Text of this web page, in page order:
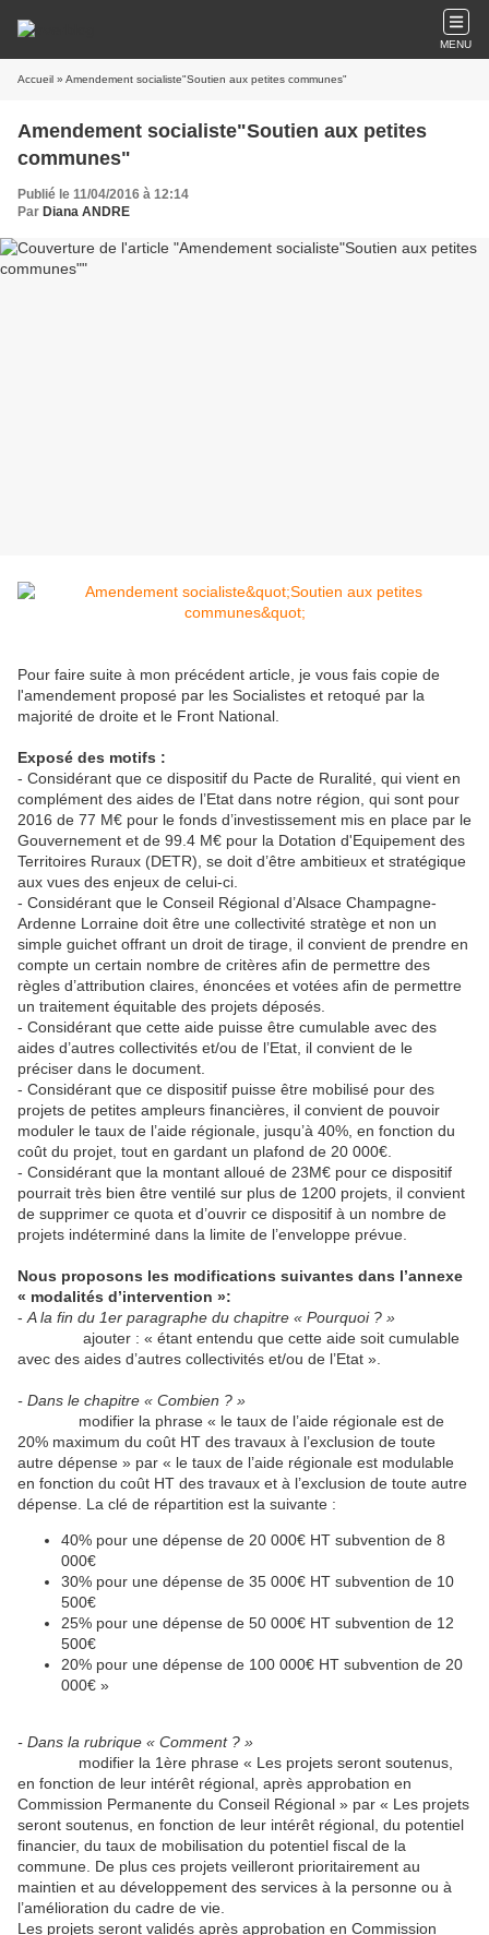
MENU
Accueil » Amendement socialiste"Soutien aux petites communes"
Amendement socialiste"Soutien aux petites
communes"
Publié le 11/04/2016 à 12:14
Par Diana ANDRE
Pour faire suite à mon précédent article, je vous fais copie de
l'amendement proposé par les Socialistes et retoqué par la
majorité de droite et le Front National.
Exposé des motifs :
- Considérant que ce dispositif du Pacte de Ruralité, qui vient en
complément des aides de l’Etat dans notre région, qui sont pour
2016 de 77 M€ pour le fonds d’investissement mis en place par le
Gouvernement et de 99.4 M€ pour la Dotation d'Equipement des
Territoires Ruraux (DETR), se doit d’être ambitieux et stratégique
aux vues des enjeux de celui-ci.
- Considérant que le Conseil Régional d’Alsace Champagne-
Ardenne Lorraine doit être une collectivité stratège et non un
simple guichet offrant un droit de tirage, il convient de prendre en
compte un certain nombre de critères afin de permettre des
règles d’attribution claires, énoncées et votées afin de permettre
un traitement équitable des projets déposés.
- Considérant que cette aide puisse être cumulable avec des
aides d’autres collectivités et/ou de l’Etat, il convient de le
préciser dans le document.
- Considérant que ce dispositif puisse être mobilisé pour des
projets de petites ampleurs financières, il convient de pouvoir
moduler le taux de l’aide régionale, jusqu’à 40%, en fonction du
coût du projet, tout en gardant un plafond de 20 000€.
- Considérant que la montant alloué de 23M€ pour ce dispositif
pourrait très bien être ventilé sur plus de 1200 projets, il convient
de supprimer ce quota et d’ouvrir ce dispositif à un nombre de
projets indéterminé dans la limite de l’enveloppe prévue.
Nous proposons les modifications suivantes dans l’annexe
« modalités d’intervention »:
- A la fin du 1er paragraphe du chapitre « Pourquoi ? »
ajouter : « étant entendu que cette aide soit cumulable
avec des aides d’autres collectivités et/ou de l’Etat ».
- Dans le chapitre « Combien ? »
modifier la phrase « le taux de l’aide régionale est de
20% maximum du coût HT des travaux à l’exclusion de toute
autre dépense » par « le taux de l’aide régionale est modulable
en fonction du coût HT des travaux et à l’exclusion de toute autre
dépense. La clé de répartition est la suivante :
40% pour une dépense de 20 000€ HT subvention de 8
000€
30% pour une dépense de 35 000€ HT subvention de 10
500€
25% pour une dépense de 50 000€ HT subvention de 12
500€
20% pour une dépense de 100 000€ HT subvention de 20
000€ »
- Dans la rubrique « Comment ? »
modifier la 1ère phrase « Les projets seront soutenus,
en fonction de leur intérêt régional, après approbation en
Commission Permanente du Conseil Régional » par « Les projets
seront soutenus, en fonction de leur intérêt régional, du potentiel
financier, du taux de mobilisation du potentiel fiscal de la
commune. De plus ces projets veilleront prioritairement au
maintien et au développement des services à la personne ou à
l’amélioration du cadre de vie.
Les projets seront validés après approbation en Commission